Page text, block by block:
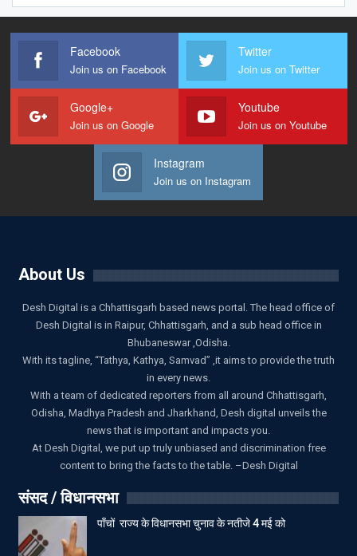
Facebook
Join us on Facebook
Twitter
Join us on Twitter
Google+
Join us on Google
Youtube
Join us on Youtube
Instagram
Join us on Instagram
About Us
Desh Digital is a Chhattisgarh based news portal. The head office of
Desh Digital is in Raipur, Chhattisgarh, and a sub head office in
Bhubaneswar ,Odisha.
With its tagline, “Tathya, Kathya, Samvad” ,it aims to provide the truth
in every news.
With a team of dedicated reporters from all around Chhattisgarh,
Odisha, Madhya Pradesh and Jharkhand, Desh digital unveils the
news that is important and impacts you.
At Desh Digital, we put up truly unbiased and discrimination free
content to bring the facts to the table. –Desh Digital
संसद / विधानसभा
पाँचों राज्य के विधानसभा चुनाव के नतीजे 4 मई को